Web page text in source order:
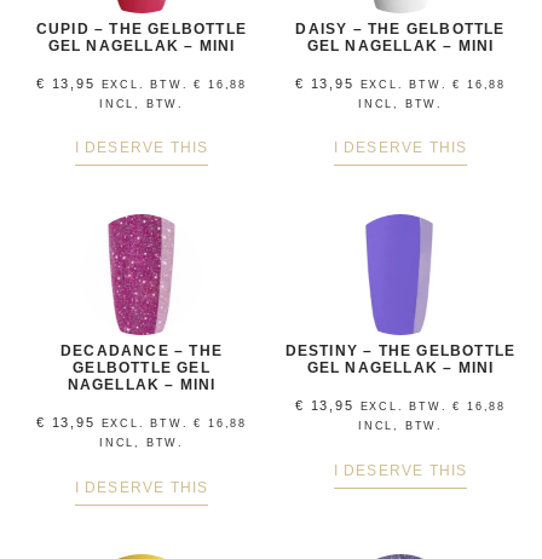
CUPID – THE GELBOTTLE
GEL NAGELLAK – MINI
€ 13,95 EXCL. BTW.€
16,88
INCL, BTW.
I DESERVE THIS
DAISY – THE GELBOTTLE
GEL NAGELLAK – MINI
€ 13,95 EXCL. BTW.€
16,88
INCL, BTW.
I DESERVE THIS
DECADANCE – THE
GELBOTTLE GEL
NAGELLAK – MINI
€ 13,95 EXCL. BTW.€
16,88
INCL, BTW.
I DESERVE THIS
DESTINY – THE GELBOTTLE
GEL NAGELLAK – MINI
€ 13,95 EXCL. BTW.€
16,88
INCL, BTW.
I DESERVE THIS